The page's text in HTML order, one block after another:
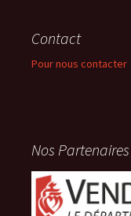
Contact
Pour nous contacter
Nos Partenaires